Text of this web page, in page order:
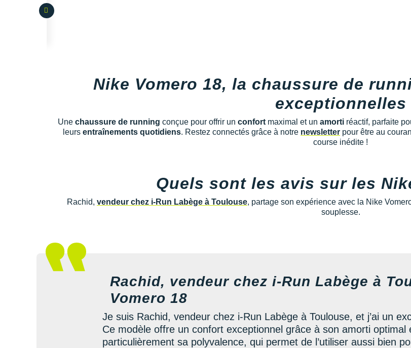
Nike Vomero 18, la chaussure de
exceptionnelles
Une chaussure de running conçue pour offrir un confortmaximal et un amortiréactif, parfaite
leurs entraînements quotidiens. Restez connectés grâce à notre newsletter pour être au
course inédite !
Quels sont les avis sur les
Rachid, vendeur chez i-Run Labège à Toulouse, partage son expérience avec la Nike
souplesse.
Rachid, vendeur chez i-Run Labège à
Vomero 18
Je suis Rachid, vendeur chez i-Run Labège à Toulouse, et j’ai un
Ce modèle offre un confort exceptionnel grâce à son amorti optimal
particulièrement sa polyvalence, qui permet de l’utiliser aussi bien